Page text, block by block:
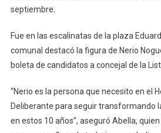
septiembre.
Fue en las escalinatas de la plaza
comunal destacó la figura de Nerio
boleta de candidatos a concejal de la
“Nerio es la persona que necesito en el
Deliberante para seguir transformando
en estos 10 años”, aseguró Abella,